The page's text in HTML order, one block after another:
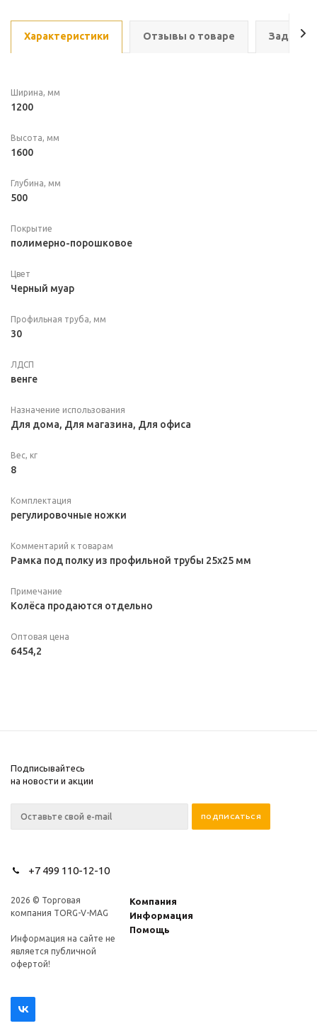
Характеристики Отзывы о товаре Задать
Ширина, мм
1200
Высота, мм
1600
Глубина, мм
500
Покрытие
полимерно-порошковое
Цвет
Черный муар
Профильная труба, мм
30
ЛДСП
венге
Назначение использования
Для дома, Для магазина, Для офиса
Вес, кг
8
Комплектация
регулировочные ножки
Комментарий к товарам
Рамка под полку из профильной трубы 25х25 мм
Примечание
Колёса продаются отдельно
Оптовая цена
6454,2
Подписывайтесь
на новости и акции
+7 499 110-12-10
2026 © Торговая
компания TORG-V-MAG
Информация на сайте не
является публичной
офертой!
Компания
Информация
Помощь